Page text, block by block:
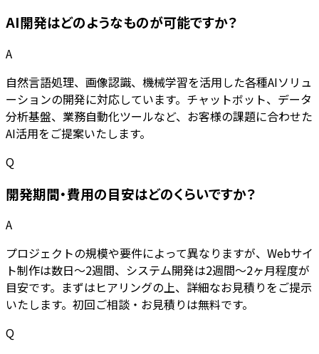
AI開発はどのようなものが可能ですか？
A
自然言語処理、画像認識、機械学習を活用した各種AIソリュ
ーションの開発に対応しています。チャットボット、データ
分析基盤、業務自動化ツールなど、お客様の課題に合わせた
AI活用をご提案いたします。
Q
開発期間・費用の目安はどのくらいですか？
A
プロジェクトの規模や要件によって異なりますが、Webサイ
ト制作は数日〜2週間、システム開発は2週間〜2ヶ月程度が
目安です。まずはヒアリングの上、詳細なお見積りをご提示
いたします。初回ご相談・お見積りは無料です。
Q